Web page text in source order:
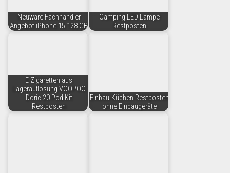
Neuware Fachhändler
Angebot iPhone 15 128 GB
Camping LED Lampe
Restposten
E Zigaretten aus
Lagerauflösung VOOPOO
Doric 20 Pod Kit
Restposten
Einbau-Küchen Restposten
ohne Einbaugeräte